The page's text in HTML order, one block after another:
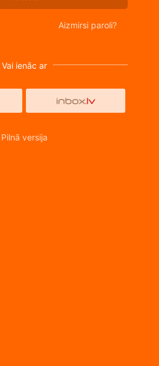
Aizmirsi paroli?
Vai ienāc ar
Pilnā versija